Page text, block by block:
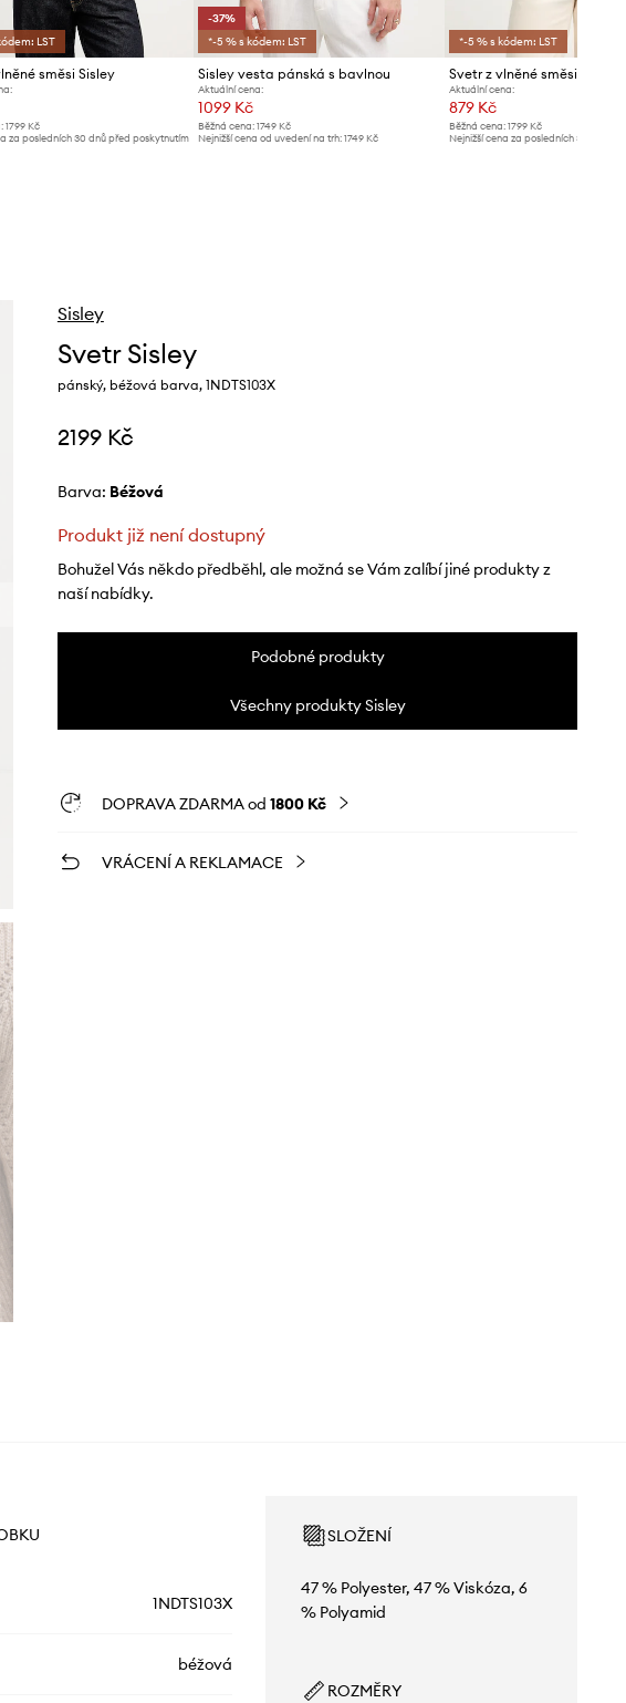
LST
směsi Sisley
1799 Kč
za posledních 30 dnů před poskytnutím
-37%
*-5 % s kódem: LST
Sisley vesta pánská s bavlnou
Aktuální cena:
1099 Kč
Běžná cena:1749 Kč
Nejnižší cena od uvedení na trh:1749 Kč
*-5 % s kódem: LST
Svetr z vlněné směsi Sisley
Aktuální cena:
879 Kč
Běžná cena: 1799 Kč
Nejnižší cena za posledních 30 dnů
Sisley
Svetr Sisley
pánský, béžová barva, 1NDTS103X
2199 Kč
Barva: béžová
Produkt již není dostupný
Bohužel Vás někdo předběhl, ale možná se Vám zalíbí jiné produkty z
naší nabídky.
Podobné produkty
Všechny produkty Sisley
DOPRAVA ZDARMA od 1800 Kč
VRÁCENÍ A REKLAMACE
1NDTS103X
béžová
SLOŽENÍ
47 % Polyester, 47 % Viskóza, 6
% Polyamid
ROZMĚRY